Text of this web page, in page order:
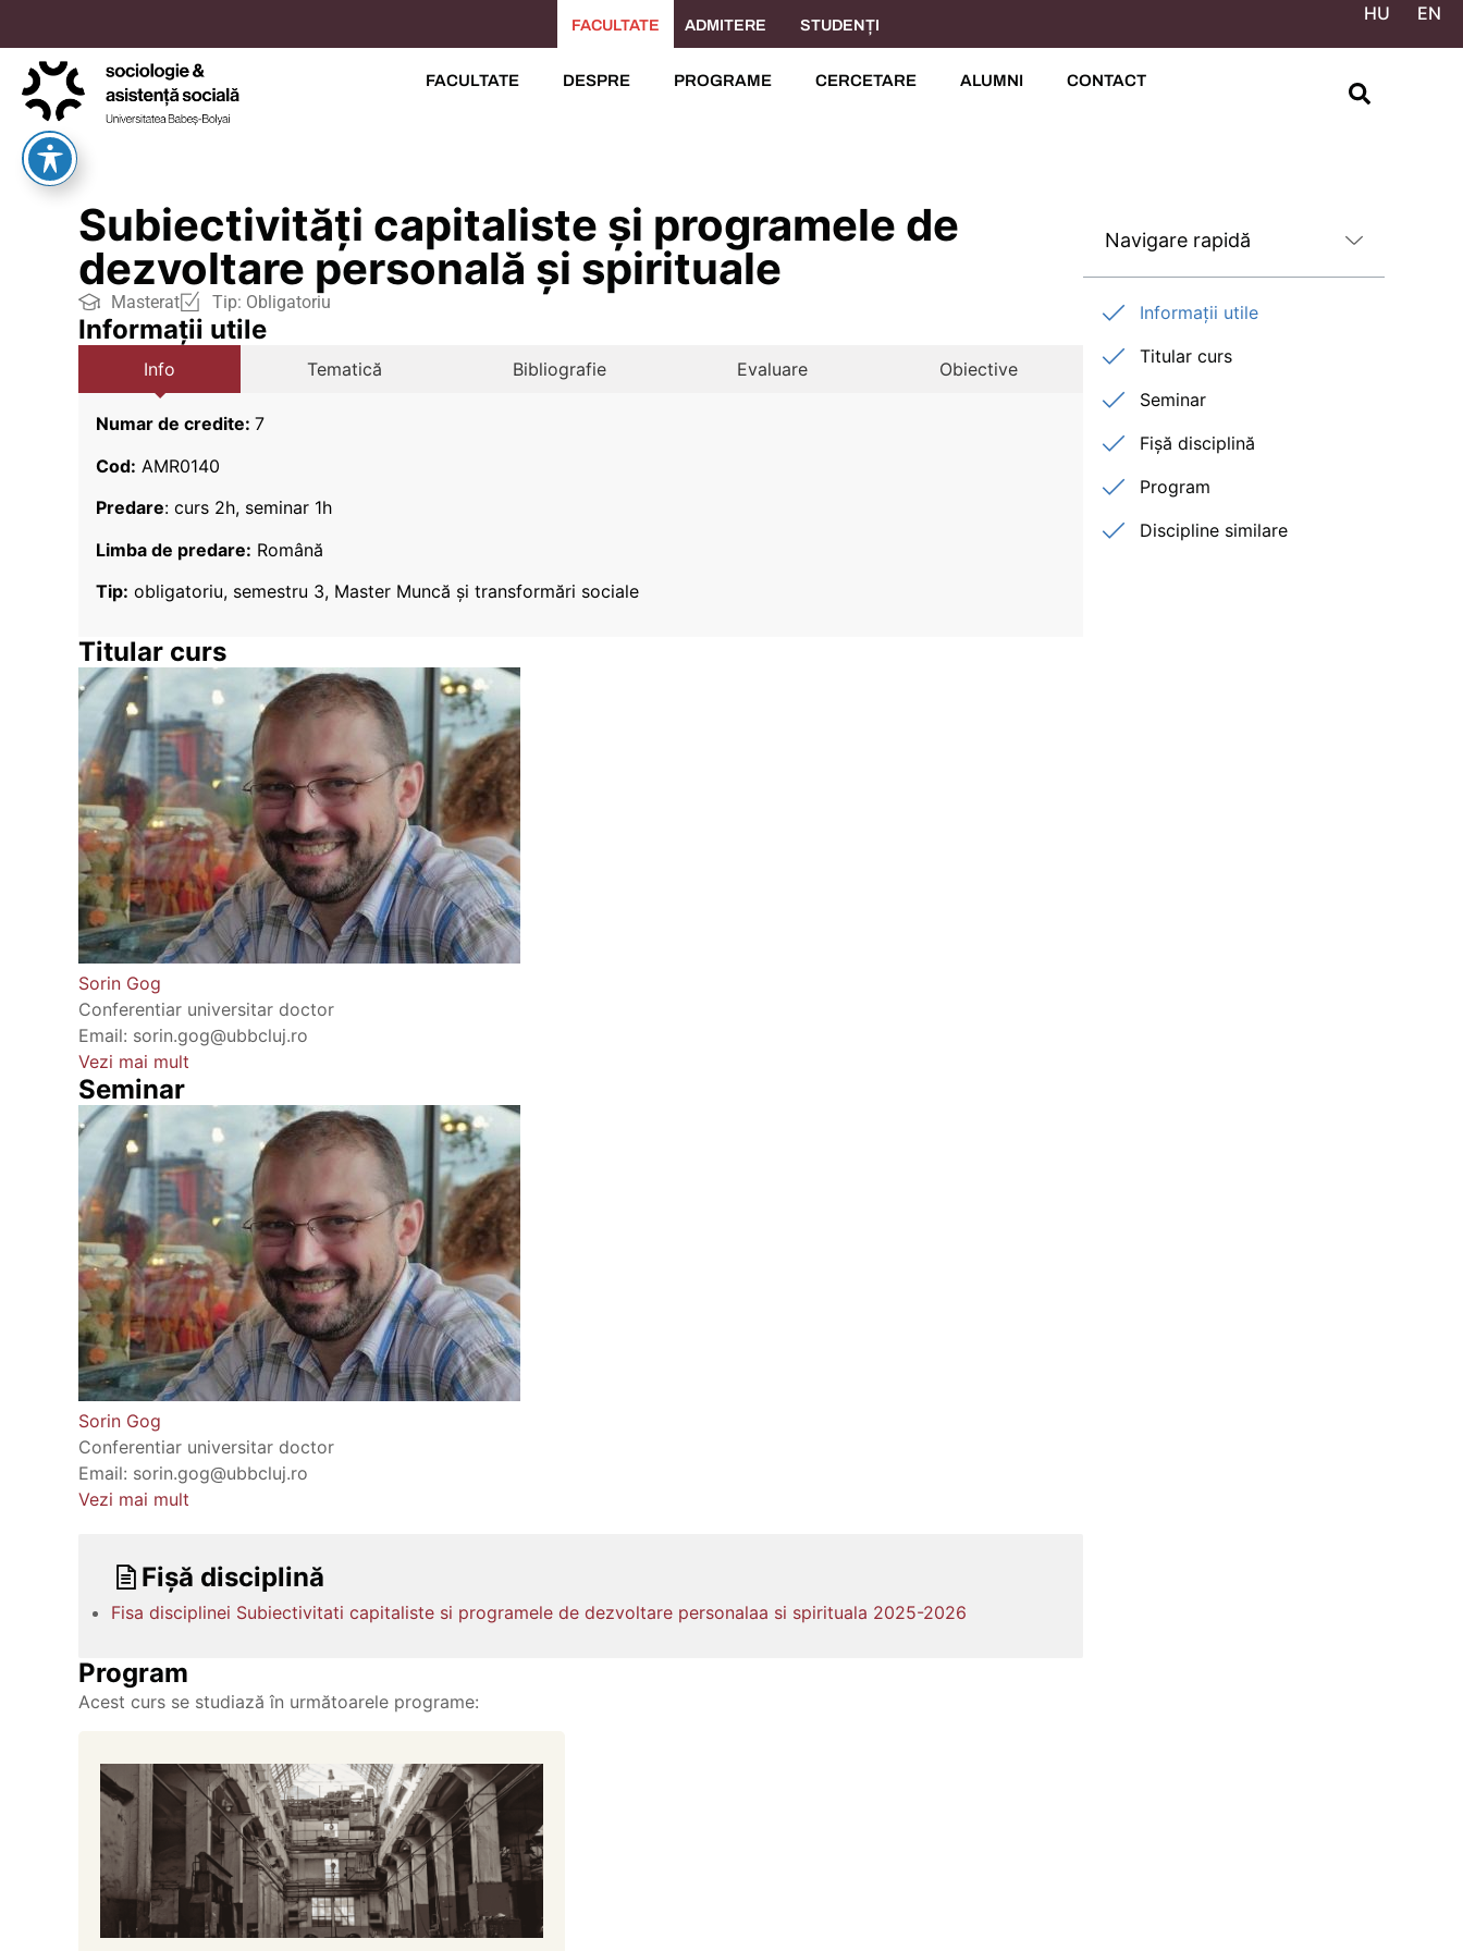
FACULTATE ADMITERE STUDENȚI
HU EN
FACULTATE DESPRE PROGRAME CERCETARE ALUMNI CONTACT
Subiectivități capitaliste și programele de
dezvoltare personală și spirituale
Masterat Tip: Obligatoriu
Informații utile
Info Tematică Bibliografie Evaluare Obiective
Numar de credite: 7
Cod: AMR0140
Predare: curs 2h, seminar 1h
Limba de predare: Română
Tip: obligatoriu, semestru 3, Master Muncă și transformări sociale
Titular curs
Sorin Gog
Conferentiar universitar doctor
Email: sorin.gog@ubbcluj.ro
Vezi mai mult
Seminar
Sorin Gog
Conferentiar universitar doctor
Email: sorin.gog@ubbcluj.ro
Vezi mai mult
Fișă disciplină
Fisa disciplinei Subiectivitati capitaliste si programele de dezvoltare personalaa si spirituala 2025-2026
Program
Acest curs se studiază în următoarele programe:
Navigare rapidă
Informații utile
Titular curs
Seminar
Fișă disciplină
Program
Discipline similare